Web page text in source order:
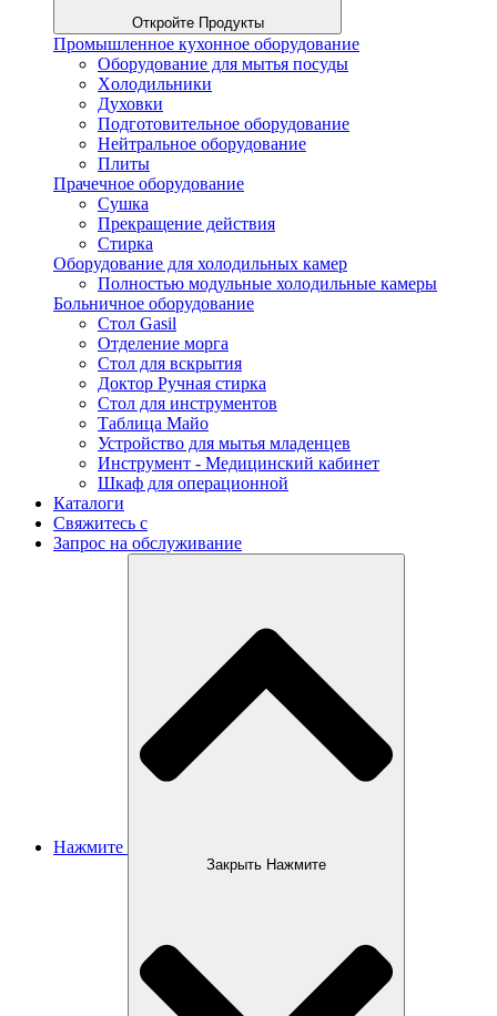
Откройте Продукты
Промышленное кухонное оборудование
Оборудование для мытья посуды
Xолодильники
Духовки
Подготовительное оборудование
Нейтральное оборудование
Плиты
Прачечное оборудование
Сушка
Прекращение действия
Стирка
Оборудование для холодильных камер
Полностью модульные холодильные камеры
Больничное оборудование
Стол Gasil
Отделение морга
Стол для вскрытия
Доктор Ручная стирка
Стол для инструментов
Таблица Майо
Устройство для мытья младенцев
Инструмент - Медицинский кабинет
Шкаф для операционной
Каталоги
Свяжитесь с
Запрос на обслуживание
Нажмите
Закрыть Нажмите